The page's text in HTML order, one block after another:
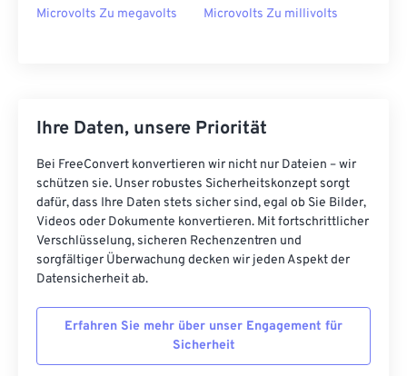
Microvolts Zu megavolts Microvolts Zu millivolts
Ihre Daten, unsere Priorität
Bei FreeConvert konvertieren wir nicht nur Dateien – wir
schützen sie. Unser robustes Sicherheitskonzept sorgt
dafür, dass Ihre Daten stets sicher sind, egal ob Sie Bilder,
Videos oder Dokumente konvertieren. Mit fortschrittlicher
Verschlüsselung, sicheren Rechenzentren und
sorgfältiger Überwachung decken wir jeden Aspekt der
Datensicherheit ab.
Erfahren Sie mehr über unser Engagement für
Sicherheit